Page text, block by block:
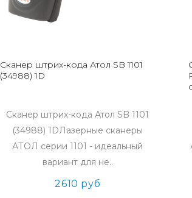
Сканер штрих-кода Атол SB 1101
(34988) 1D
Сканер штрих-кода Атол SB 1101
(34988) 1DЛазерные сканеры
АТОЛ серии 1101 - идеальный
вариант для не..
2610 руб